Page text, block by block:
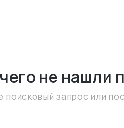
не нашли
поисковый запрос или